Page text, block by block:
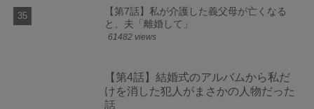
【第7話】私が介護した義父母が亡くなる
と、夫「離婚して」
61482 views
【第4話】結婚式のアルバムから私だ
けを消した犯人がまさかの人物だった
話